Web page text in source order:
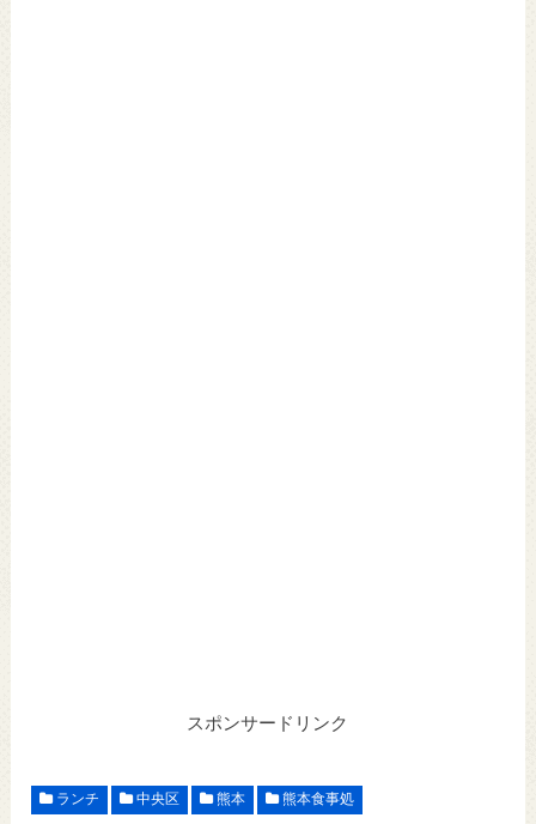
スポンサードリンク
ランチ 中央区 熊本 熊本食事処